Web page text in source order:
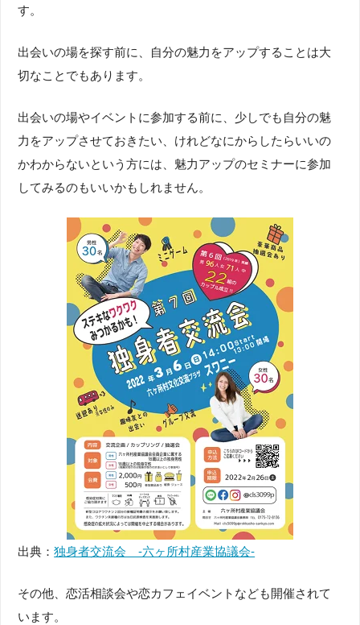
す。
出会いの場を探す前に、自分の魅力をアップすることは大
切なことでもあります。
出会いの場やイベントに参加する前に、少しでも自分の魅
力をアップさせておきたい、けれどなにからしたらいいの
かわからないという方には、魅力アップのセミナーに参加
してみるのもいいかもしれません。
出典：独身者交流会 ‐六ヶ所村産業協議会‐
その他、恋活相談会や恋カフェイベントなども開催されて
います。